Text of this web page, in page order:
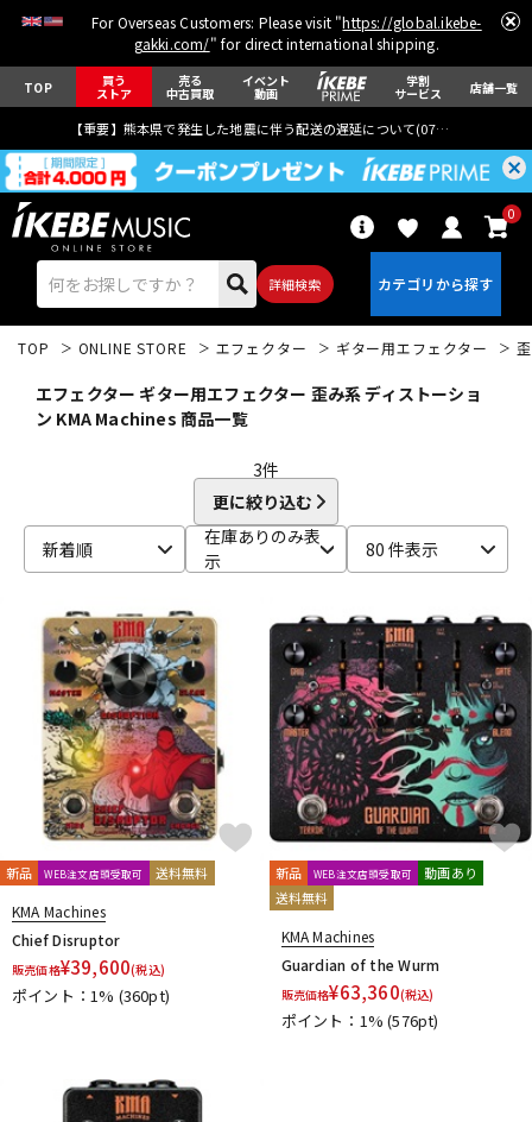
For Overseas Customers: Please visit "https://global.ikebe-
gakki.com/" for direct international shipping.
TOP 買う
ストア
売る
中古買取
イベント
動画
学割
サービス 店舗一覧
【重要】熊本県で発生した地震に伴う配送の遅延について(07月29日
詳細検索
0
ベース ウクレレ
ドラム パーカッション
キーボード 電子ピアノ
管楽器 その他楽器
アンプ
DJ機器 DTM
DTM オンライン納品
TOP ONLINE STORE エフェクター ギター用エフェクター
エフェクター ギター用エフェクター 歪み系 ディストーショ
ン KMA Machines 商品一覧
3件
更に絞り込む
新着順
在庫ありのみ表
示
80 件表示
新品 WEB注文店頭受取可 送料無料
KMA Machines
Chief Disruptor
販売価格¥39,600(税込)
ポイント：1% (360pt)
新品 WEB注文店頭受取可
動画あり
送料無料
KMA Machines
Guardian of the Wurm
販売価格¥63,360(税込)
ポイント：1%(576pt)